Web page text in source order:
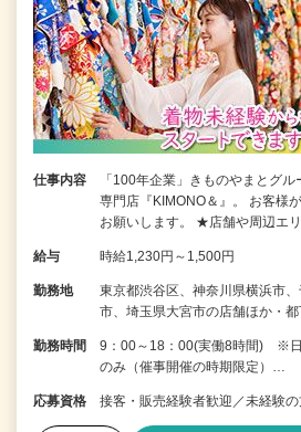
仕事内容
「100年企業」きものやまとグ
専門店『KIMONO＆』。 お客様
お願いします。 ★店舗や周辺エ
給与 時給1,230円～1,500円
勤務地
東京都渋谷区、神奈川県横浜市
市、埼玉県大宮市の店舗ほか・
勤務時間
9：00～18：00(実働8時間) ※
のみ（催事開催の時期限定）…
応募資格 接客・販売経験者歓迎／未経験